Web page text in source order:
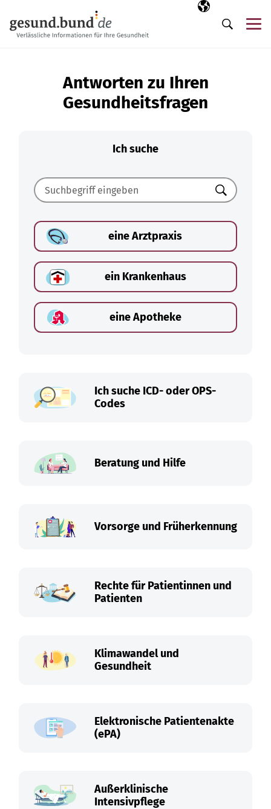
Ausgewählte
DE
Suche
Antworten zu Ihren
Gesundheitsfragen
Ich suche
Suchen
eine Arztpraxis
ein Krankenhaus
eine Apotheke
Ich suche ICD- oder OPS-
Codes
Beratung und Hilfe
Vorsorge und Früherkennung
Rechte für Patientinnen und
Patienten
Klimawandel und
Gesundheit
Elektronische Patientenakte
(ePA)
Außerklinische
Intensivpflege